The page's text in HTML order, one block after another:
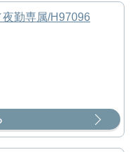
勤専属/H97096